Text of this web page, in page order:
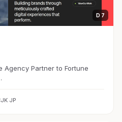
D 7
Agency Partner to Fortune
JP